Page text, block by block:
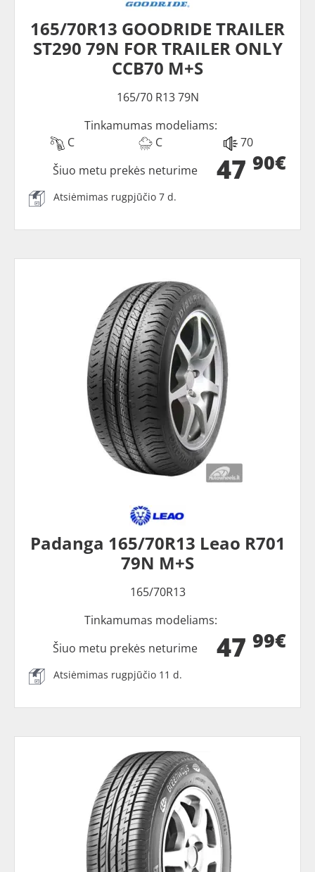
165/70R13 GOODRIDE TRAILER
ST290 79N FOR TRAILER ONLY
CCB70 M+S
165/70 R13 79N
Tinkamumas modeliams:
C
C 70
47 90€
Šiuo metu prekės neturime
Atsiėmimas rugpjūčio 7 d.
Padanga 165/70R13 Leao R701
79N M+S
165/70R13
Tinkamumas modeliams:
47 99€
Šiuo metu prekės neturime
Atsiėmimas rugpjūčio 11 d.